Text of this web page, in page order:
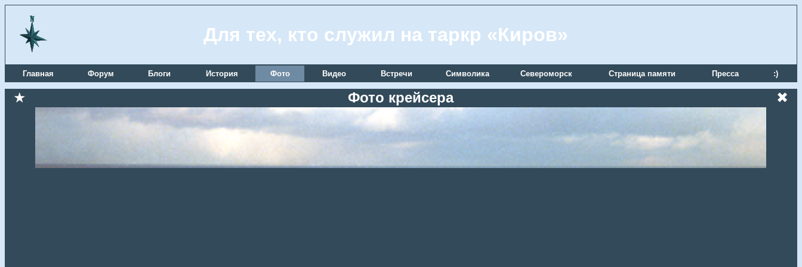
Для тех, кто служил на таркр «Киров»
Главная Форум Блоги История Фото Видео Встречи Символика Североморск Страница памяти Пресса :)
★ Фото крейсера ✖